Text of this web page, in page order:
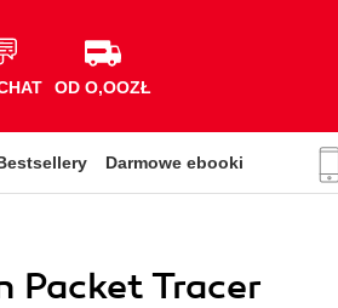
OD O,OOZŁ
Darmowe ebooki
Packet Tracer